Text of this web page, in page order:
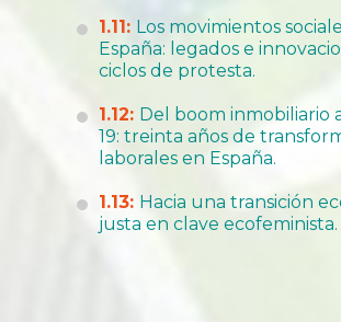
1.11: Los movimientos
España: legados e
ciclos de protesta.
1.12: Del boom inmobiliario
19: treinta años de
laborales en España.
1.13: Hacia una transición
justa en clave ecofeminista.